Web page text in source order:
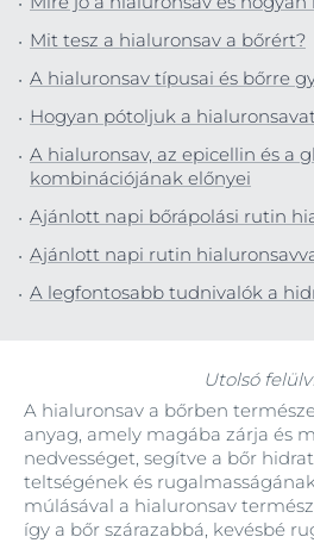
Mit tesz a hialuronsav a bőrért?
A hialuronsav típusai és bőrre
Hogyan pótoljuk a
A hialuronsav, az epicellin és a
kombinációjának előnyei
Ajánlott napi bőrápolási rutin
Ajánlott napi rutin
A legfontosabb tudnivalók a
Utolsó
A hialuronsav a bőrben
anyag, amely magába zárja és
nedvességet, segítve a bőr
teltségének és
múlásával a hialuronsav
így a bőr szárazabbá, kevésbé